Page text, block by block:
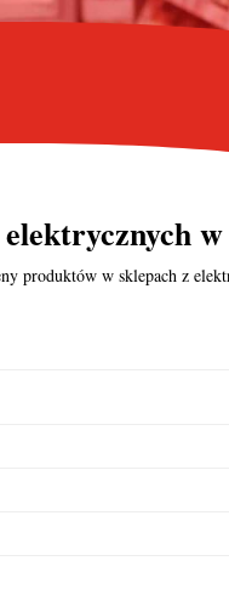
elektrycznych
produktów w sklepach z